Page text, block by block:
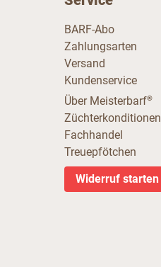
BARF-Abo
Zahlungsarten
Versand
Kundenservice
Über Meisterbarf®
Züchterkonditionen
Fachhandel
Treuepfötchen
Widerruf starten